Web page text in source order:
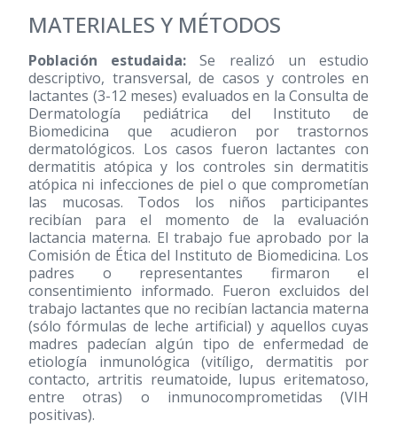
MATERIALES Y MÉTODOS
Población estudaida: Se realizó un estudio
descriptivo, transversal, de casos y controles en
lactantes (3-12 meses) evaluados en la Consulta de
Dermatología pediátrica del Instituto de
Biomedicina que acudieron por trastornos
dermatológicos. Los casos fueron lactantes con
dermatitis atópica y los controles sin dermatitis
atópica ni infecciones de piel o que comprometían
las mucosas. Todos los niños participantes
recibían para el momento de la evaluación
lactancia materna. El trabajo fue aprobado por la
Comisión de Ética del Instituto de Biomedicina. Los
padres o representantes firmaron el
consentimiento informado. Fueron excluidos del
trabajo lactantes que no recibían lactancia materna
(sólo fórmulas de leche artificial) y aquellos cuyas
madres padecían algún tipo de enfermedad de
etiología inmunológica (vitíligo, dermatitis por
contacto, artritis reumatoide, lupus eritematoso,
entre otras) o inmunocomprometidas (VIH
positivas).